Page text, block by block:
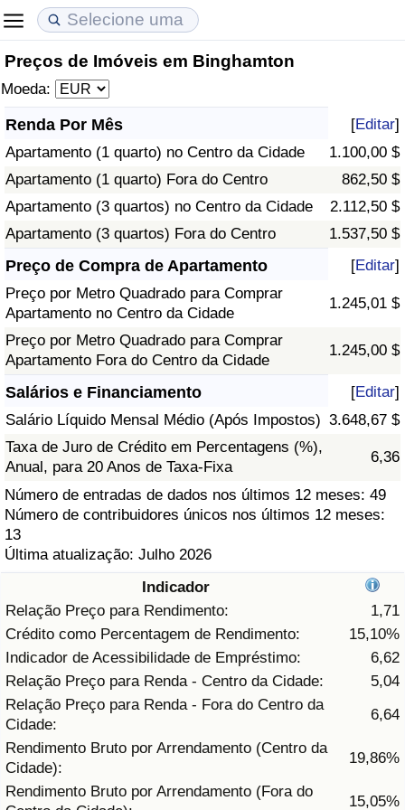
Preços de Imóveis em Binghamton
Moeda:
Renda Por Mês [Editar]
Apartamento (1 quarto) no Centro da Cidade
1.100,00 $
Apartamento (1 quarto) Fora do Centro
862,50 $
Apartamento (3 quartos) no Centro da Cidade
2.112,50 $
Apartamento (3 quartos) Fora do Centro
1.537,50 $
Preço de Compra de Apartamento [Editar]
Preço por Metro Quadrado para Comprar
Apartamento no Centro da Cidade
1.245,01 $
Preço por Metro Quadrado para Comprar
Apartamento Fora do Centro da Cidade
1.245,00 $
Salários e Financiamento [Editar]
Salário Líquido Mensal Médio (Após Impostos) 3.648,67 $
Taxa de Juro de Crédito em Percentagens (%),
Anual, para 20 Anos de Taxa-Fixa
6,36
Número de entradas de dados nos últimos 12 meses: 49
Número de contribuidores únicos nos últimos 12 meses:
13
Última atualização: Julho 2026
Indicador
Relação Preço para Rendimento:
1,71
Crédito como Percentagem de Rendimento:
15,10%
Indicador de Acessibilidade de Empréstimo:
6,62
Relação Preço para Renda - Centro da Cidade:
5,04
Relação Preço para Renda - Fora do Centro da
Cidade:
6,64
Rendimento Bruto por Arrendamento (Centro da
Cidade):
19,86%
Rendimento Bruto por Arrendamento (Fora do
15,05%
Custo de Vida
Indicador de Custo de Vida (Atual)
Indicador de Custo de Vida
Indicador de Custo de Vida Por País
Preços de Imóveis
Indicador de Preços de Imóveis (Atual)
Indicador de Preços de Imóveis
Indicador de Preços de Imóveis por País
Qualidade de Vida
Indicador de Qualidade de Vida
Indicador de Qualidade de Vida (Atual)
Índice de qualidade de vida por país
Taxa do Indicador de Crime (Atual)
Indicador de Crime
Índice de criminalidade por país
Saúde
Indicador de Saúde
Indicador de Saúde por País
Poluição
Indicador de Poluição (Atual)
Índice de poluição
Indicador de Poluição por País
Trânsito